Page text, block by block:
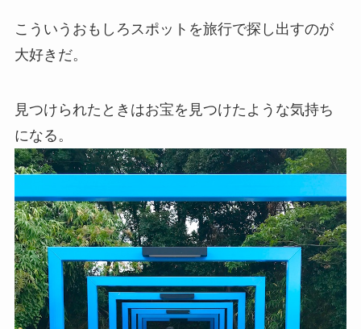
こういうおもしろスポットを旅行で探し出すのが
大好きだ。
見つけられたときはお宝を見つけたような気持ち
になる。